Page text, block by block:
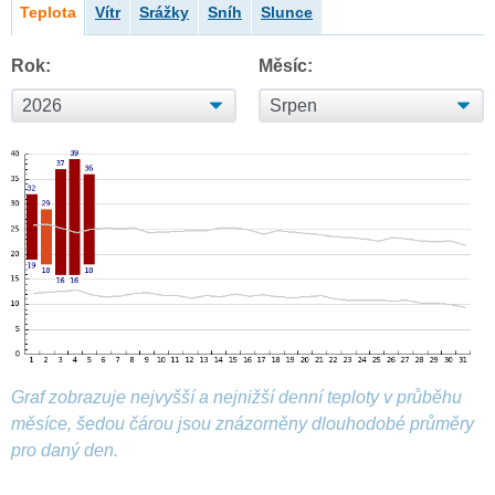
Teplota Vítr Srážky Sníh Slunce
Rok: Měsíc:
Graf zobrazuje nejvyšší a nejnižší denní teploty v průběhu
měsíce, šedou čárou jsou znázorněny dlouhodobé průměry
pro daný den.